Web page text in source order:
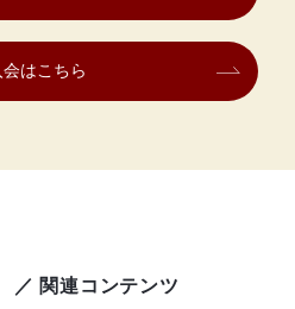
会はこちら
／ 関連コンテンツ